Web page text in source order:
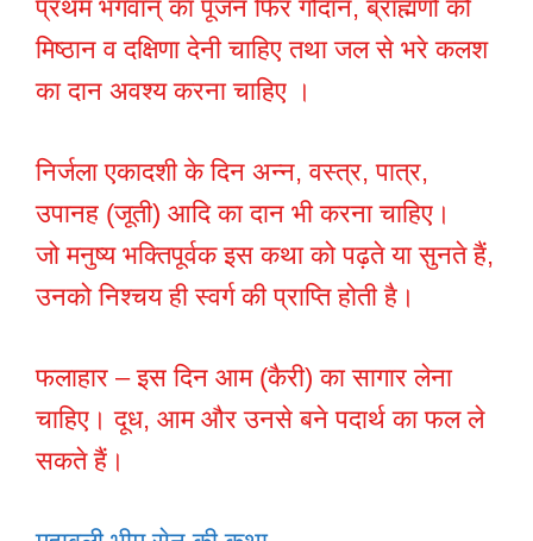
प्रथम भगवान् का पूजन फिर गौदान, ब्राह्मणों को
मिष्ठान व दक्षिणा देनी चाहिए तथा जल से भरे कलश
का दान अवश्य करना चाहिए ।
निर्जला एकादशी के दिन अन्न, वस्त्र, पात्र,
उपानह (जूती) आदि का दान भी करना चाहिए।
जो मनुष्य भक्तिपूर्वक इस कथा को पढ़ते या सुनते हैं,
उनको निश्चय ही स्वर्ग की प्राप्ति होती है।
फलाहार – इस दिन आम (कैरी) का सागार लेना
चाहिए। दूध, आम और उनसे बने पदार्थ का फल ले
सकते हैं।